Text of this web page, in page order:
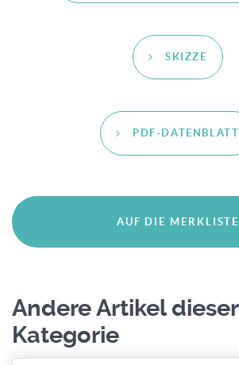
SKIZZE
PDF-DATENBLATT
Andere Artikel dieser
Kategorie